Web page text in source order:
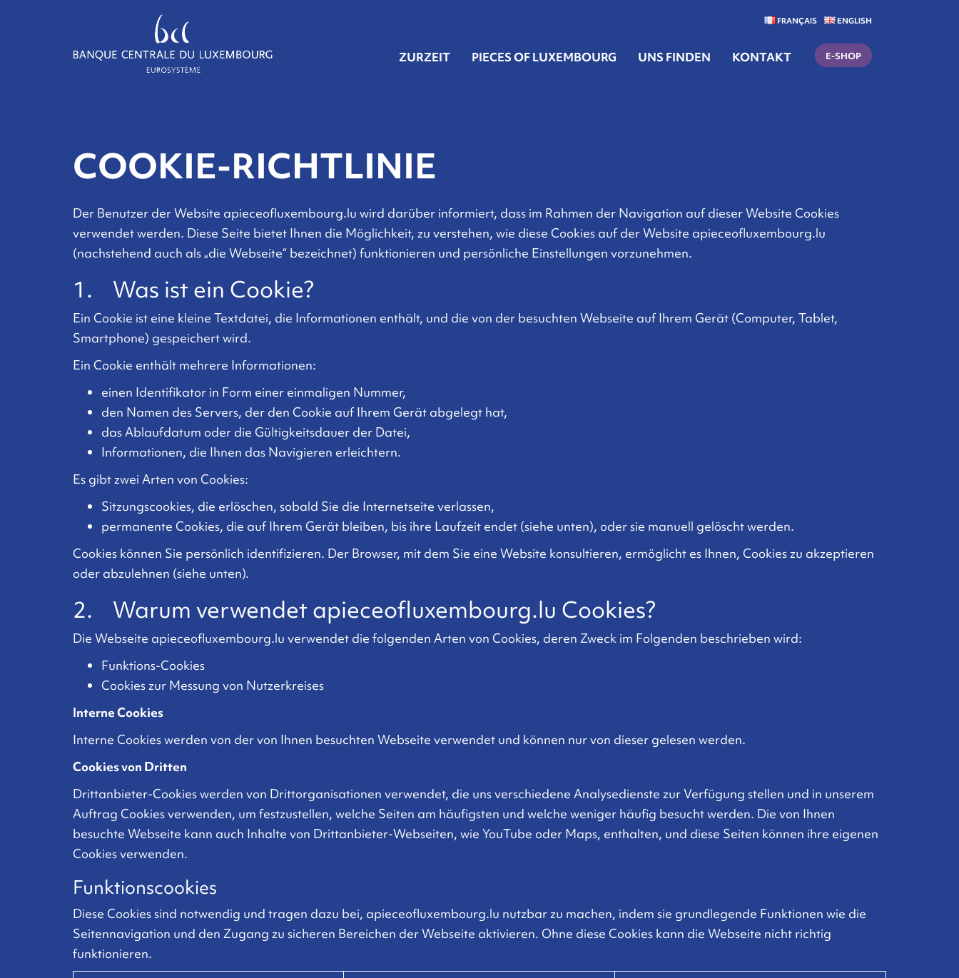
FRANÇAIS ENGLISH
ZURZEIT PIECES OF LUXEMBOURG UNS FINDEN KONTAKT E-SHOP
COOKIE-RICHTLINIE
Der Benutzer der Website apieceofluxembourg.lu wird darüber informiert, dass im Rahmen der Navigation auf dieser Website Cookies
verwendet werden. Diese Seite bietet Ihnen die Möglichkeit, zu verstehen, wie diese Cookies auf der Website apieceofluxembourg.lu
(nachstehend auch als „die Webseite“ bezeichnet) funktionieren und persönliche Einstellungen vorzunehmen.
1. Was ist ein Cookie?
Ein Cookie ist eine kleine Textdatei, die Informationen enthält, und die von der besuchten Webseite auf Ihrem Gerät (Computer, Tablet,
Smartphone) gespeichert wird.
Ein Cookie enthält mehrere Informationen:
einen Identifikator in Form einer einmaligen Nummer,
den Namen des Servers, der den Cookie auf Ihrem Gerät abgelegt hat,
das Ablaufdatum oder die Gültigkeitsdauer der Datei,
Informationen, die Ihnen das Navigieren erleichtern.
Es gibt zwei Arten von Cookies:
Sitzungscookies, die erlöschen, sobald Sie die Internetseite verlassen,
permanente Cookies, die auf Ihrem Gerät bleiben, bis ihre Laufzeit endet (siehe unten), oder sie manuell gelöscht werden.
Cookies können Sie persönlich identifizieren. Der Browser, mit dem Sie eine Website konsultieren, ermöglicht es Ihnen, Cookies zu akzeptieren
oder abzulehnen (siehe unten).
2. Warum verwendet apieceofluxembourg.lu Cookies?
Die Webseite apieceofluxembourg.lu verwendet die folgenden Arten von Cookies, deren Zweck im Folgenden beschrieben wird:
Funktions-Cookies
Cookies zur Messung von Nutzerkreises
Interne Cookies
Interne Cookies werden von der von Ihnen besuchten Webseite verwendet und können nur von dieser gelesen werden.
Cookies von Dritten
Drittanbieter-Cookies werden von Drittorganisationen verwendet, die uns verschiedene Analysedienste zur Verfügung stellen und in unserem
Auftrag Cookies verwenden, um festzustellen, welche Seiten am häufigsten und welche weniger häufig besucht werden. Die von Ihnen
besuchte Webseite kann auch Inhalte von Drittanbieter-Webseiten, wie YouTube oder Maps, enthalten, und diese Seiten können ihre eigenen
Cookies verwenden.
Funktionscookies
Diese Cookies sind notwendig und tragen dazu bei, apieceofluxembourg.lu nutzbar zu machen, indem sie grundlegende Funktionen wie die
Seitennavigation und den Zugang zu sicheren Bereichen der Webseite aktivieren. Ohne diese Cookies kann die Webseite nicht richtig
funktionieren.